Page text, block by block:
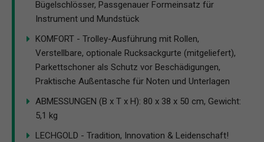
Bügelschlösser, Passgenauer Formeinsatz für
Instrument und Mundstück
KOMFORT - Trolley-Ausführung mit Rollen,
Verstellbare, optionale Rucksackgurte (mitgeliefert),
Parkettschoner als Schutz vor Beschädigungen,
Praktische Außentasche für Noten und Unterlagen
ABMESSUNGEN (B x T x H): 80 x 38 x 50 cm, Gewicht:
5,1 kg
LECHGOLD - Tradition, Innovation & Leidenschaft!